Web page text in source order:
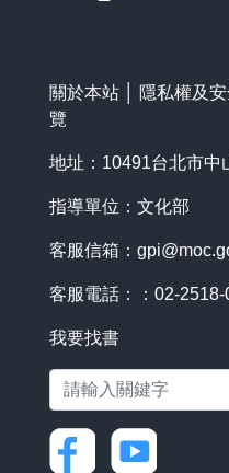
關於本站 隱私權及
覽
地址：10491台北市中
指導單位：文化部
客服信箱：
客服電話：：02-
我要找書